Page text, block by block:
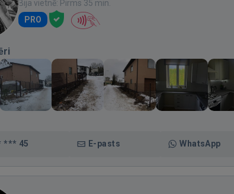
Bija vietnē: Pirms 35 min.
PRO
*** 45 E-pasts WhatsApp